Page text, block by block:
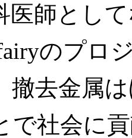
医師とし
のプロ
撤去金属
で社会に